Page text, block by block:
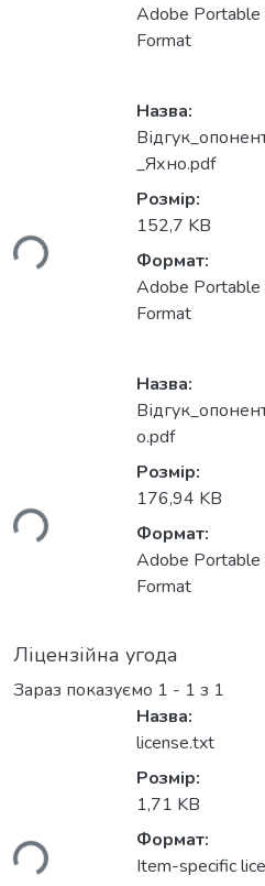
Adobe Portable
Format
Вантажиться...
Назва:
_Яхно.pdf
Розмір:
152,7 KB
Формат:
Adobe Portable
Format
Вантажиться...
Назва:
о.pdf
Розмір:
176,94 KB
Формат:
Adobe Portable
Format
Ліцензійна угода
Зараз показуємо 1 - 1 з 1
Вантажиться...
Назва:
license.txt
Розмір:
1,71 KB
Формат:
Item-specific